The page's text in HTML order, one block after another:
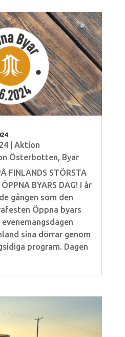
| Aktion
Österbotten, Byar
FINLANDS STÖRSTA
BYARS DAG! I år
gången som den
Öppna byars
sina dörrar genom
program. Dagen